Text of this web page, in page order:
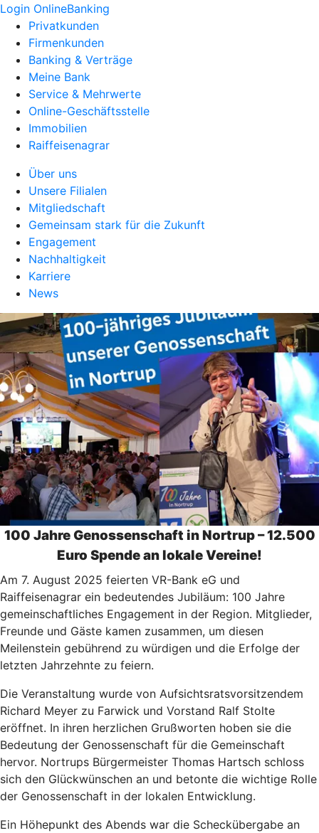
Login OnlineBanking
Privatkunden
Firmenkunden
Banking & Verträge
Meine Bank
Service & Mehrwerte
Online-Geschäftsstelle
Immobilien
Raiffeisenagrar
Über uns
Unsere Filialen
Mitgliedschaft
Gemeinsam stark für die Zukunft
Engagement
Nachhaltigkeit
Karriere
News
100 Jahre Genossenschaft in Nortrup – 12.500
Euro Spende an lokale Vereine!
Am 7. August 2025 feierten VR-Bank eG und
Raiffeisenagrar ein bedeutendes Jubiläum: 100 Jahre
gemeinschaftliches Engagement in der Region. Mitglieder,
Freunde und Gäste kamen zusammen, um diesen
Meilenstein gebührend zu würdigen und die Erfolge der
letzten Jahrzehnte zu feiern.
Die Veranstaltung wurde von Aufsichtsratsvorsitzendem
Richard Meyer zu Farwick und Vorstand Ralf Stolte
eröffnet. In ihren herzlichen Grußworten hoben sie die
Bedeutung der Genossenschaft für die Gemeinschaft
hervor. Nortrups Bürgermeister Thomas Hartsch schloss
sich den Glückwünschen an und betonte die wichtige Rolle
der Genossenschaft in der lokalen Entwicklung.
Ein Höhepunkt des Abends war die Scheckübergabe an